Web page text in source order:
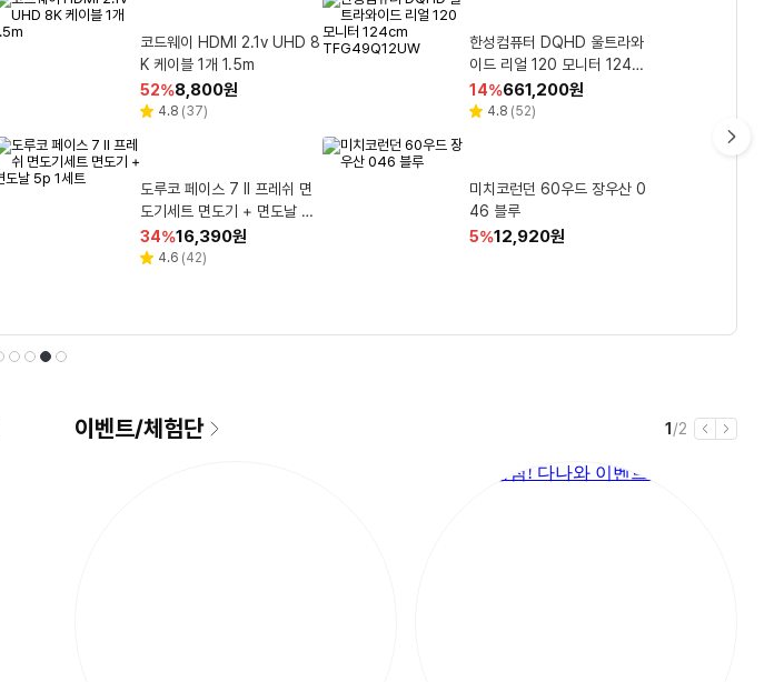
됨
QCY 에일리버즈 세미 오픈형
노이즈 캔슬링 블루투스 이어
폰 화이트 QCY-T37 ANC A
ilyBuds
할
인
8%30,300원
별 5.0 리
뷰
(2)
아토젯 샤워기 본품 + 헤드필
터 3p + 바디필터 3p 세트 1
개
할
인
65%27,450원
별 4.7 리
뷰
(725
불스원 Rain OK 뉴 이지그립
유막제거제 + 발수코팅제 세
트 120ml 1개
할
인
31%19,240원
별 4.7 리
뷰
(583
TCL 4K QD Mini LED Goo
gle TV 189.3cm(75인치) 7
할
32%1,164,000
레노버 2025 V15 G5 IRL 코
어i5 인텔 13세대 비즈니스 블
랙 256GB 16GB Free DO
S 83HFA06BKD
할
인
38%699,000
별 5.0 리
뷰
(1)
맥심 화이트골드 커피믹스 11.
7g 160개입 1개
할
인
37%23,800원
별 4.5 리
뷰
(18)
씨그램 라임 무라벨 350ml 2
4개
할
인
42%12,010원
별 4.9 리
뷰
(2,870
소낙스 더 뷰 아이스 프레쉬 워
할
51% 24,990원
기가바이트 2025 게이밍 A1
6 코어i7 인텔 13세대 지포스
RTX 5060 블랙 512GB 16
GB Free DOS GAMING A1
할
인
61%1,448,000
로지텍 코리아 리프트 버티컬
인체공학 무선 블루투스 마우
스 LIFT VERTICAL MR009
4 로즈핑크
할
인
18%70,710원
별 4.6 리
뷰
(227
기가바이트 4K UHD QD OL
ED 240Hz 게이밍 모니터 M
O32U24 81cm
할
인
27%1,209,600
별 5.0 리
뷰
(3)
홈스타 퍼펙트 세탁조 클리너
450ml 1개
할
54%3,260원
코드웨이 HDMI 2.1v UHD 8
K 케이블 1개 1.5m
할
인
52%8,800원
별 4.8 리
뷰
(37)
한성컴퓨터 DQHD 울트라와
이드 리얼 120 모니터 124c
m TFG49Q12UW
할
인
14%661,200원
별 4.8 리
뷰
(52)
도루코 페이스 7 II 프레쉬 면
도기세트 면도기 + 면도날 5p
1세트
할
인
34%16,390원
별 4.6 리
뷰
(42)
미치코런던 60우드 장우산 0
46 블루
할
5%12,920원
MSI 2025 사이보그 15 코어
5 지포스 RTX 5050 그레이
512GB 8GB Free DOS B2
RWEKG-C5
할
인
22%1,109,000
별 5.0 리
뷰
(2)
파워에이드 마운틴 블리스트 2
40ml 60개
할
인
35%24,750원
별 4.7 리
뷰
(3,637
LG전자 UHD 울트라기어 게
이밍 모니터 68.47cm 27G
850A
할
인
46%684,050
별 4.8 리
뷰
(139
벨킨 부스트업 프로 C타입 4
포트 GaN PD 3.1 맥북 충전
PPS 고속 충전기 200W W
할
16% 109,000
CM’s
재
이벤트/체험단
현
1 /전
2
이 다